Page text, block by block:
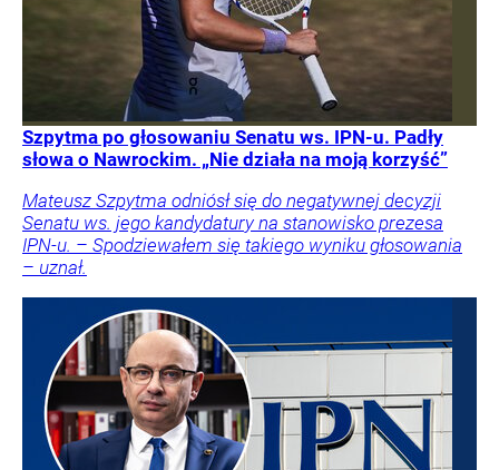
Szpytma po głosowaniu Senatu ws. IPN-u. Padły
słowa o Nawrockim. „Nie działa na moją korzyść”
Mateusz Szpytma odniósł się do negatywnej decyzji
Senatu ws. jego kandydatury na stanowisko prezesa
IPN-u. – Spodziewałem się takiego wyniku głosowania
– uznał.